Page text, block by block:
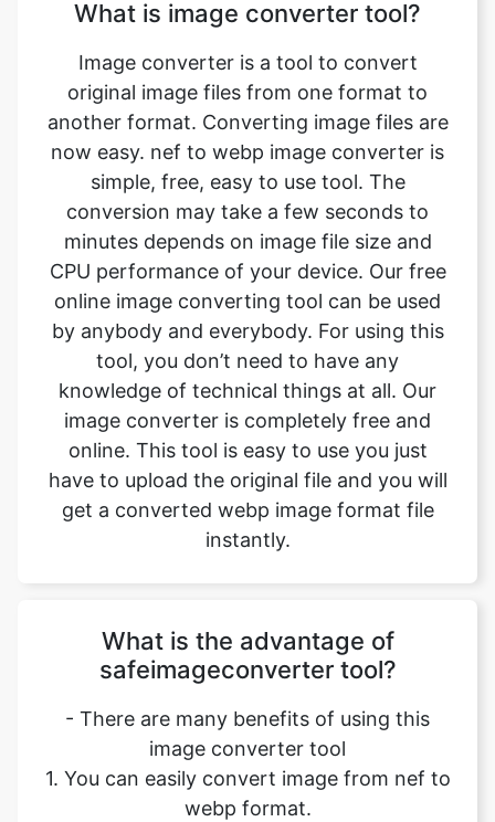
another format. Converting image files are
now easy. nef to webp image converter is
simple, free, easy to use tool. The
conversion may take a few seconds to
minutes depends on image file size and
CPU performance of your device. Our free
online image converting tool can be used
by anybody and everybody. For using this
tool, you don’t need to have any
knowledge of technical things at all. Our
image converter is completely free and
online. This tool is easy to use you just
have to upload the original file and you will
get a converted webp image format file
instantly.
What is the advantage of
image converter tool
1. You can easily convert image from nef to
webp format.
2. It saves our time and time is a very
important part of our life.
3. It decreases the chance of mistakes.